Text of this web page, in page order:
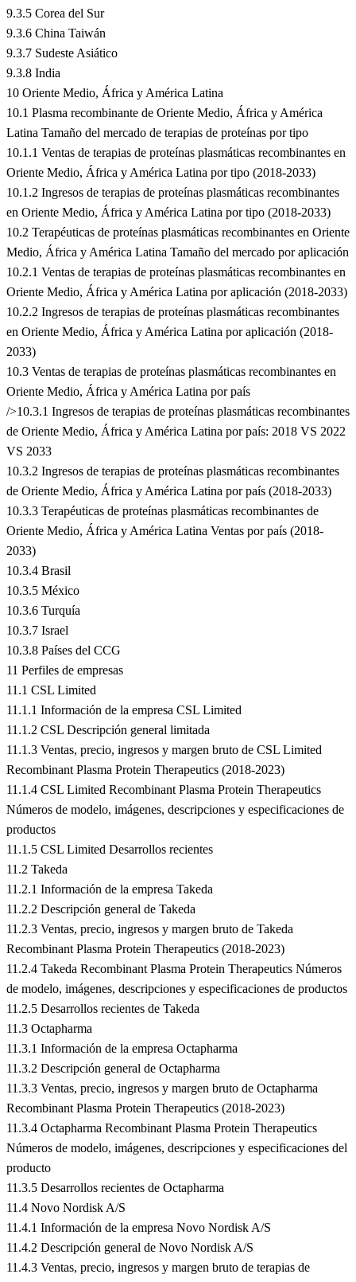
9.3.5 Corea del Sur
9.3.6 China Taiwán
9.3.7 Sudeste Asiático
9.3.8 India
10 Oriente Medio, África y América Latina
10.1 Plasma recombinante de Oriente Medio, África y América
Latina Tamaño del mercado de terapias de proteínas por tipo
10.1.1 Ventas de terapias de proteínas plasmáticas recombinantes en
Oriente Medio, África y América Latina por tipo (2018-2033)
10.1.2 Ingresos de terapias de proteínas plasmáticas recombinantes
en Oriente Medio, África y América Latina por tipo (2018-2033)
10.2 Terapéuticas de proteínas plasmáticas recombinantes en Oriente
Medio, África y América Latina Tamaño del mercado por aplicación
10.2.1 Ventas de terapias de proteínas plasmáticas recombinantes en
Oriente Medio, África y América Latina por aplicación (2018-2033)
10.2.2 Ingresos de terapias de proteínas plasmáticas recombinantes
en Oriente Medio, África y América Latina por aplicación (2018-
2033)
10.3 Ventas de terapias de proteínas plasmáticas recombinantes en
Oriente Medio, África y América Latina por país
/>10.3.1 Ingresos de terapias de proteínas plasmáticas recombinantes
de Oriente Medio, África y América Latina por país: 2018 VS 2022
VS 2033
10.3.2 Ingresos de terapias de proteínas plasmáticas recombinantes
de Oriente Medio, África y América Latina por país (2018-2033)
10.3.3 Terapéuticas de proteínas plasmáticas recombinantes de
Oriente Medio, África y América Latina Ventas por país (2018-
2033)
10.3.4 Brasil
10.3.5 México
10.3.6 Turquía
10.3.7 Israel
10.3.8 Países del CCG
11 Perfiles de empresas
11.1 CSL Limited
11.1.1 Información de la empresa CSL Limited
11.1.2 CSL Descripción general limitada
11.1.3 Ventas, precio, ingresos y margen bruto de CSL Limited
Recombinant Plasma Protein Therapeutics (2018-2023)
11.1.4 CSL Limited Recombinant Plasma Protein Therapeutics
Números de modelo, imágenes, descripciones y especificaciones de
productos
11.1.5 CSL Limited Desarrollos recientes
11.2 Takeda
11.2.1 Información de la empresa Takeda
11.2.2 Descripción general de Takeda
11.2.3 Ventas, precio, ingresos y margen bruto de Takeda
Recombinant Plasma Protein Therapeutics (2018-2023)
11.2.4 Takeda Recombinant Plasma Protein Therapeutics Números
de modelo, imágenes, descripciones y especificaciones de productos
11.2.5 Desarrollos recientes de Takeda
11.3 Octapharma
11.3.1 Información de la empresa Octapharma
11.3.2 Descripción general de Octapharma
11.3.3 Ventas, precio, ingresos y margen bruto de Octapharma
Recombinant Plasma Protein Therapeutics (2018-2023)
11.3.4 Octapharma Recombinant Plasma Protein Therapeutics
Números de modelo, imágenes, descripciones y especificaciones del
producto
11.3.5 Desarrollos recientes de Octapharma
11.4 Novo Nordisk A/S
11.4.1 Información de la empresa Novo Nordisk A/S
11.4.2 Descripción general de Novo Nordisk A/S
11.4.3 Ventas, precio, ingresos y margen bruto de terapias de